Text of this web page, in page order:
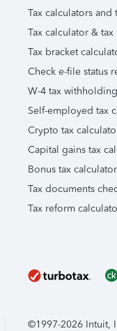
Tax calculators and
Tax calculator &
Tax bracket
Check e-file status
W-4 tax
Self-employed tax
Crypto tax
Capital gains tax
Bonus tax calculator
Tax documents
Tax reform
©1997-2026 Intuit,